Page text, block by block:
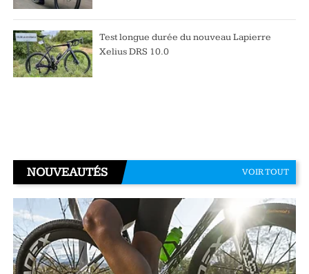
Test longue durée du nouveau Lapierre
Xelius DRS 10.0
NOUVEAUTÉS VOIR TOUT